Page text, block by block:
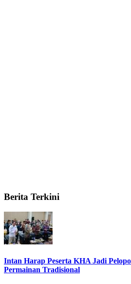
Berita Terkini
Intan Harap Peserta KHA Jadi
Permainan Tradisional